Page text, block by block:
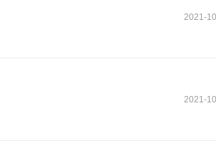
2021-
2021-